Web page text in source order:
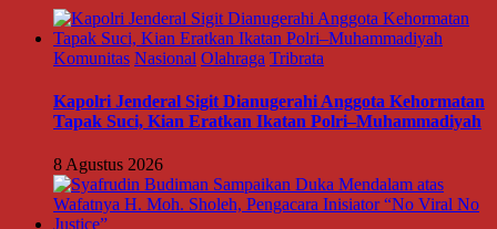
Komunitas Nasional Olahraga Tribrata
Kapolri Jenderal Sigit Dianugerahi Anggota Kehormatan
Tapak Suci, Kian Eratkan Ikatan Polri–Muhammadiyah
8 Agustus 2026